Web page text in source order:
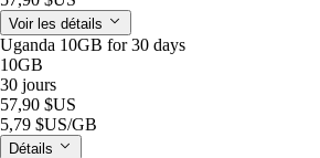
Voir les détails
Uganda 10GB for 30 days
10GB
30 jours
57,90 $US
5,79 $US/GB
Détails